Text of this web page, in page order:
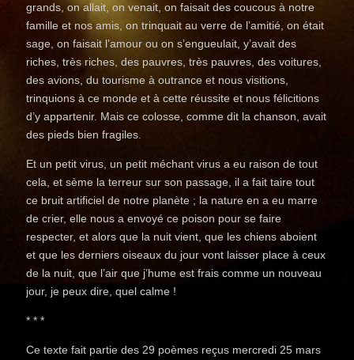
grands, on allait, on venait, on faisait des coucous à notre
famille et nos amis, on trinquait au verre de l’amitié, on était
sage, on faisait l’amour ou on s’engueulait, y’avait des
riches, très riches, des pauvres, très pauvres, des voitures,
des avions, du tourisme à outrance et nous visitions,
trinquions à ce monde et à cette réussite et nous félicitions
d’y appartenir. Mais ce colosse, comme dit la chanson, avait
des pieds bien fragiles.
Et un petit virus, un petit méchant virus a eu raison de tout
cela, et sème la terreur sur son passage, il a fait taire tout
ce bruit artificiel de notre planète ; la nature en a eu marre
de crier, elle nous a envoyé ce poison pour se faire
respecter, et alors que la nuit vient, que les chiens aboient
et que les derniers oiseaux du jour vont laisser place à ceux
de la nuit, que l’air que j’hume est frais comme un nouveau
jour, je peux dire, quel calme !
* * *
Ce texte fait partie des 29 poèmes reçus mercredi 25 mars